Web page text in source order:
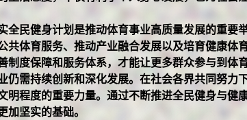
全民健身计划是推动体育事业高质量发展的重
共体育服务、推动产业融合发展以及培育健康体
制度保障和服务体系，才能让更多群众参与到体
仍需持续创新和深化发展。在社会各界共同努力
明程度的重要力量。通过不断推进全民健身与
加坚实的基础。